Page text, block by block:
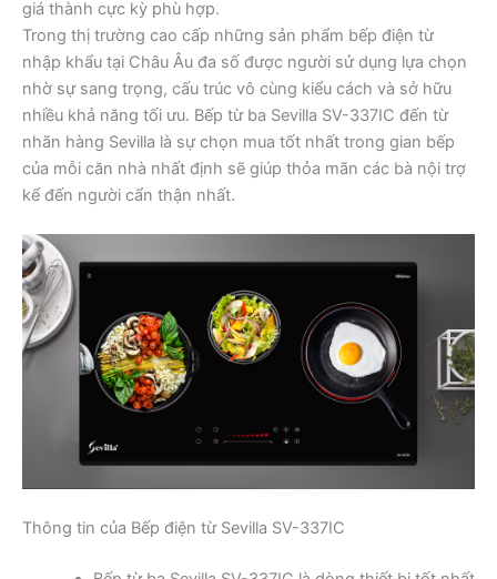
giá thành cực kỳ phù hợp.
Trong thị trường cao cấp những sản phẩm bếp điện từ
nhập khẩu tại Châu Âu đa số được người sử dụng lựa chọn
nhờ sự sang trọng, cấu trúc vô cùng kiểu cách và sở hữu
nhiều khả năng tối ưu. Bếp từ ba Sevilla SV-337IC đến từ
nhãn hàng Sevilla là sự chọn mua tốt nhất trong gian bếp
của mỗi căn nhà nhất định sẽ giúp thỏa mãn các bà nội trợ
kể đến người cẩn thận nhất.
Thông tin của Bếp điện từ Sevilla SV-337IC